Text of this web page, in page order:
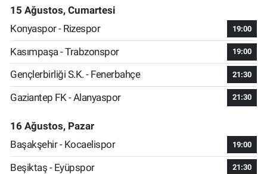
15 Ağustos, Cumartesi
Konyaspor - Rizespor
19:00
Kasımpaşa - Trabzonspor 19:00
Gençlerbirliği S.K. - Fenerbahçe 21:30
Gaziantep FK - Alanyaspor 21:30
16 Ağustos, Pazar
Başakşehir - Kocaelispor
19:00
Beşiktaş - Eyüpspor 21:30